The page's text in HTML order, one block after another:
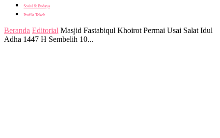
Sosial & Budaya
Profile Tokoh
Beranda Editorial Masjid Fastabiqul Khoirot Permai Usai Salat Idul
Adha 1447 H Sembelih 10...